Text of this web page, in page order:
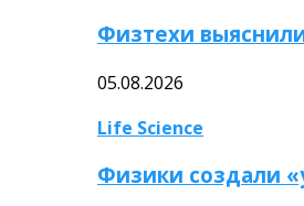
Физтехи
05.08.2026
Life Science
Физики создали